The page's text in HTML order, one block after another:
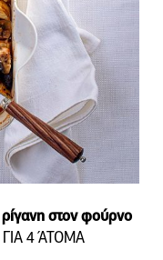
ρίγανη στον φούρνο
4 ΆΤΟΜΑ